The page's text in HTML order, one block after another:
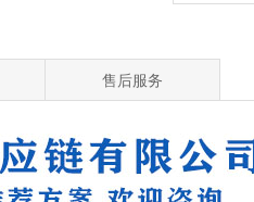
售后服务